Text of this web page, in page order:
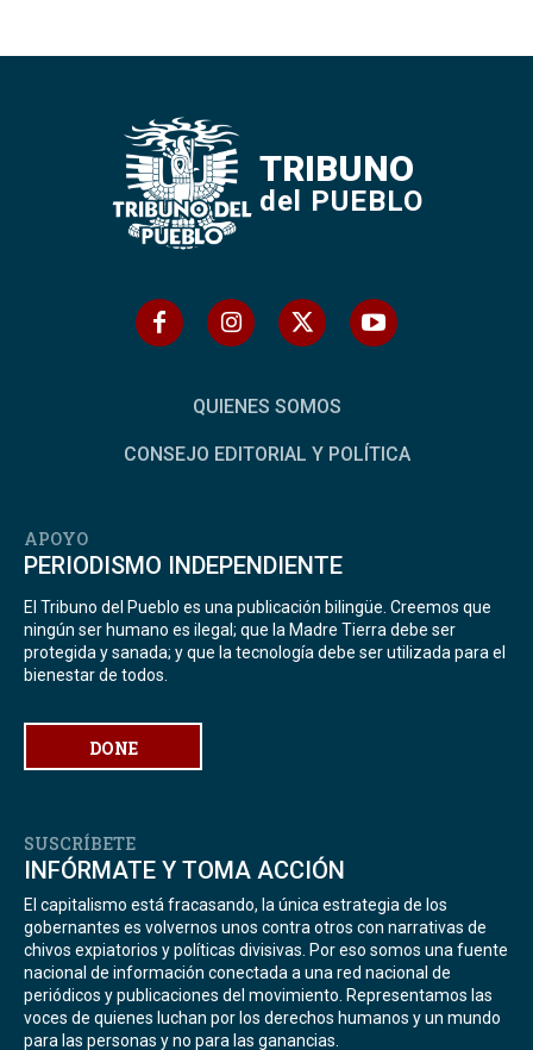
TRIBUNO
del PUEBLO
QUIENES SOMOS
CONSEJO EDITORIAL Y POLÍTICA
APOYO
PERIODISMO INDEPENDIENTE
El Tribuno del Pueblo es una publicación bilingüe. Creemos que
ningún ser humano es ilegal; que la Madre Tierra debe ser
protegida y sanada; y que la tecnología debe ser utilizada para el
bienestar de todos.
DONE
SUSCRÍBETE
INFÓRMATE Y TOMA ACCIÓN
El capitalismo está fracasando, la única estrategia de los
gobernantes es volvernos unos contra otros con narrativas de
chivos expiatorios y políticas divisivas. Por eso somos una fuente
nacional de información conectada a una red nacional de
periódicos y publicaciones del movimiento. Representamos las
voces de quienes luchan por los derechos humanos y un mundo
para las personas y no para las ganancias.